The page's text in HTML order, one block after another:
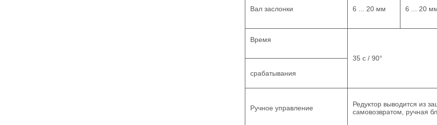
Вал заслонки 6 ... 20 мм 6 ... 20
Время
35 с / 90°
срабатывания
Ручное управление
Редуктор выводится из
самовозвратом, ручная